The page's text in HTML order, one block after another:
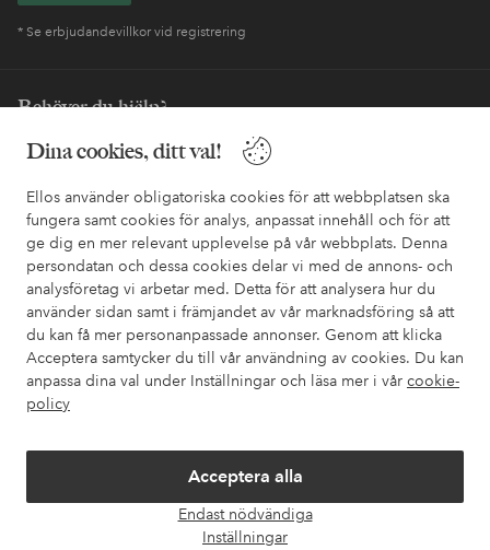
Dina cookies, ditt val!
Ellos använder obligatoriska cookies för att webbplatsen ska
fungera samt cookies för analys, anpassat innehåll och för att
ge dig en mer relevant upplevelse på vår webbplats. Denna
persondatan och dessa cookies delar vi med de annons- och
analysföretag vi arbetar med. Detta för att analysera hur du
använder sidan samt i främjandet av vår marknadsföring så att
du kan få mer personanpassade annonser. Genom att klicka
Acceptera samtycker du till vår användning av cookies. Du kan
anpassa dina val under Inställningar och läsa mer i vår cookie-
policy
Acceptera alla
Endast nödvändiga
Inställningar
* Se erbjudandevillkor vid registrering
Behöver du hjälp?
I vår FAQ hittar du svaren på de vanligaste frågorna. Här finns
också information om hur du enklast kontaktar oss.
Kundservice Beställning Betalsätt
Mina sidor
Om Ellos
Villkor